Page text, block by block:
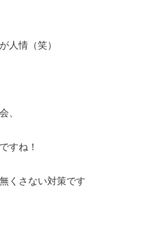
人情（笑）
、
すね！
くさない対策です